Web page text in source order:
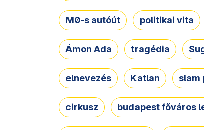
M0-s autóút politikai vita
Ámon Ada tragédia
elnevezés Katlan slam
cirkusz budapest főváros